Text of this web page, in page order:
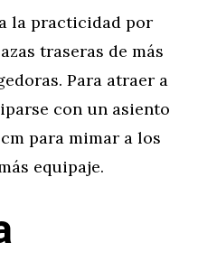
la practicidad por
traseras de más
Para atraer a
con un asiento
para mimar a los
equipaje.